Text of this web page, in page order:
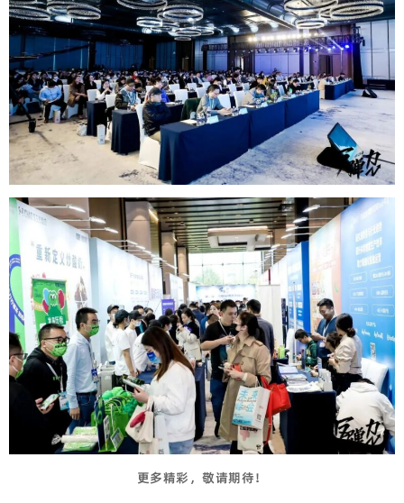
更多精彩，敬请期待！